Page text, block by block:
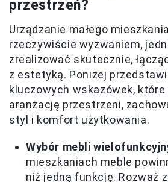
przestrzeń?
Urządzanie małego
rzeczywiście wyzwaniem,
zrealizować skutecznie,
z estetyką. Poniżej
kluczowych wskazówek, które
aranżację przestrzeni,
styl i komfort użytkowania.
Wybór mebli
mieszkaniach meble
niż jedną funkcję. Rozważ